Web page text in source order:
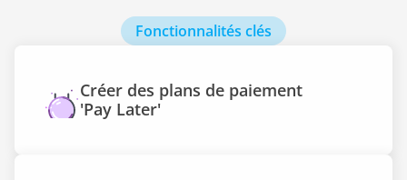
Augmentez vos ventes en permettant à vos
clients de payer par mensualités. Battez votre
concurrence sans baisser vos prix.
Fonctionnalités clés
Créer des plans de paiement
'Pay Later'